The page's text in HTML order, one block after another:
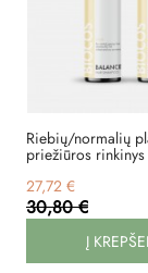
Riebių/normalių
priežiūros rinkinys
27,72 €
30,80 €
Į